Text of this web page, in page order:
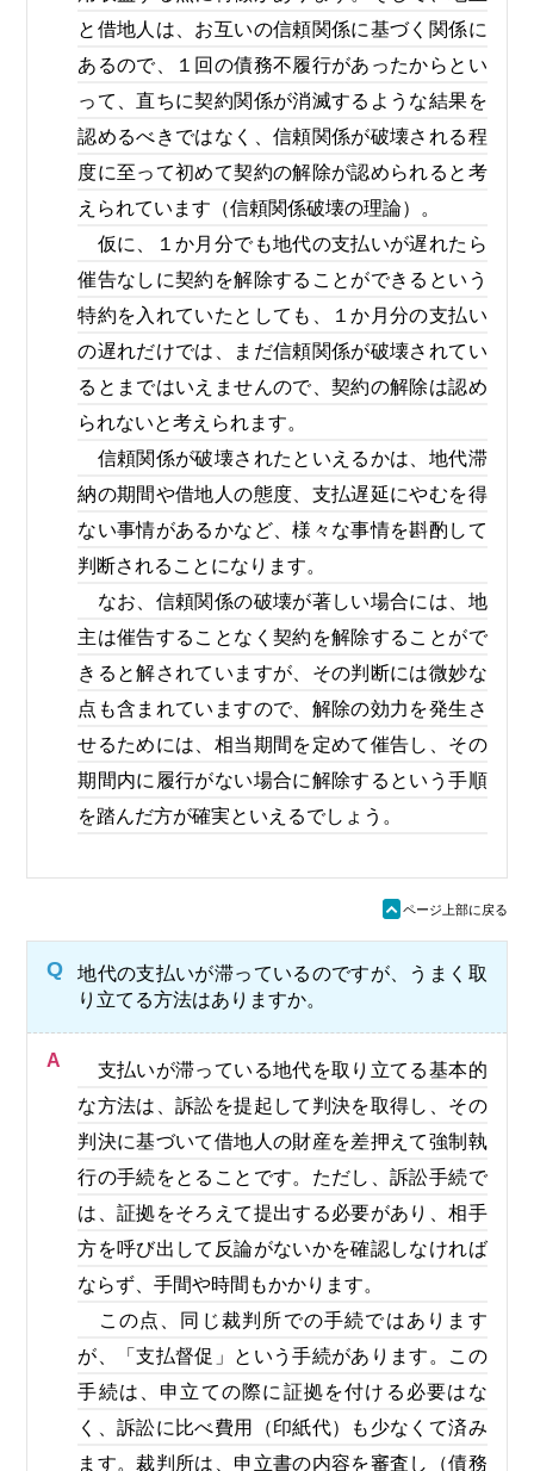
と借地人は、お互いの信頼関係に基づく関係に
あるので、１回の債務不履行があったからとい
って、直ちに契約関係が消滅するような結果を
認めるべきではなく、信頼関係が破壊される程
度に至って初めて契約の解除が認められると考
えられています（信頼関係破壊の理論）。
仮に、１か月分でも地代の支払いが遅れたら
催告なしに契約を解除することができるという
特約を入れていたとしても、１か月分の支払い
の遅れだけでは、まだ信頼関係が破壊されてい
るとまではいえませんので、契約の解除は認め
られないと考えられます。
信頼関係が破壊されたといえるかは、地代滞
納の期間や借地人の態度、支払遅延にやむを得
ない事情があるかなど、様々な事情を斟酌して
判断されることになります。
なお、信頼関係の破壊が著しい場合には、地
主は催告することなく契約を解除することがで
きると解されていますが、その判断には微妙な
点も含まれていますので、解除の効力を発生さ
せるためには、相当期間を定めて催告し、その
期間内に履行がない場合に解除するという手順
を踏んだ方が確実といえるでしょう。
ü ページ上部に戻る
Q
地代の支払いが滞っているのですが、うまく取
り立てる方法はありますか。
A
支払いが滞っている地代を取り立てる基本的
な方法は、訴訟を提起して判決を取得し、その
判決に基づいて借地人の財産を差押えて強制執
行の手続をとることです。ただし、訴訟手続で
は、証拠をそろえて提出する必要があり、相手
方を呼び出して反論がないかを確認しなければ
ならず、手間や時間もかかります。
この点、同じ裁判所での手続ではあります
が、「支払督促」という手続があります。この
手続は、申立ての際に証拠を付ける必要はな
く、訴訟に比べ費用（印紙代）も少なくて済み
ます。裁判所は、申立書の内容を審査し（債務